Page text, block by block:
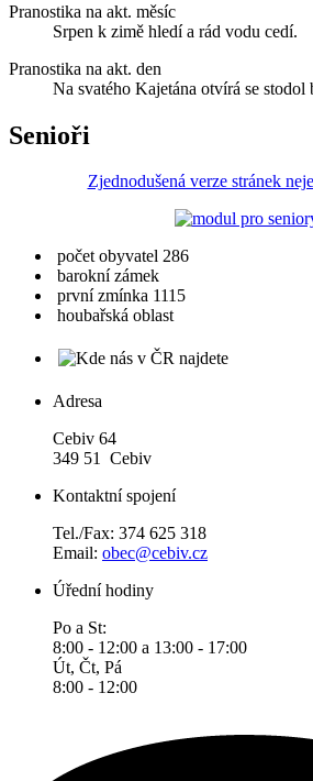
Pranostika na akt. měsíc
Srpen k zimě hledí a rád vodu cedí.
Pranostika na akt. den
Na svatého Kajetána otvírá se stodol
Senioři
Zjednodušená verze stránek
počet obyvatel 286
barokní zámek
první zmínka 1115
houbařská oblast
Adresa
Cebiv 64
349 51 Cebiv
Kontaktní spojení
Tel./Fax: 374 625 318
Email: obec@cebiv.cz
Úřední hodiny
Po a St:
8:00 - 12:00 a 13:00 - 17:00
Út, Čt, Pá
8:00 - 12:00